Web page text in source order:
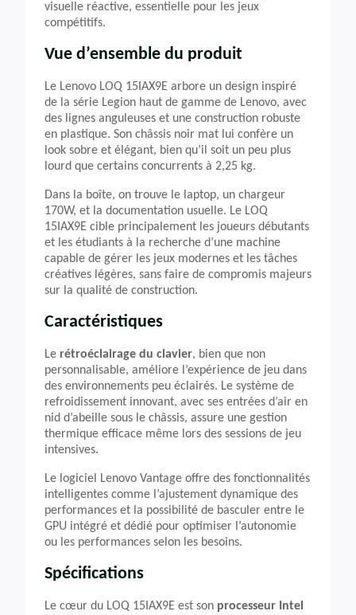
visuelle réactive, essentielle pour les jeux
compétitifs.
Vue d’ensemble du produit
Le Lenovo LOQ 15IAX9E arbore un design inspiré
de la série Legion haut de gamme de Lenovo, avec
des lignes anguleuses et une construction robuste
en plastique. Son châssis noir mat lui confère un
look sobre et élégant, bien qu’il soit un peu plus
lourd que certains concurrents à 2,25 kg.
Dans la boîte, on trouve le laptop, un chargeur
170W, et la documentation usuelle. Le LOQ
15IAX9E cible principalement les joueurs débutants
et les étudiants à la recherche d’une machine
capable de gérer les jeux modernes et les tâches
créatives légères, sans faire de compromis majeurs
sur la qualité de construction.
Caractéristiques
Le rétroéclairage du clavier, bien que non
personnalisable, améliore l’expérience de jeu dans
des environnements peu éclairés. Le système de
refroidissement innovant, avec ses entrées d’air en
nid d’abeille sous le châssis, assure une gestion
thermique efficace même lors des sessions de jeu
intensives.
Le logiciel Lenovo Vantage offre des fonctionnalités
intelligentes comme l’ajustement dynamique des
performances et la possibilité de basculer entre le
GPU intégré et dédié pour optimiser l’autonomie
ou les performances selon les besoins.
Spécifications
Le cœur du LOQ 15IAX9E est son processeur Intel